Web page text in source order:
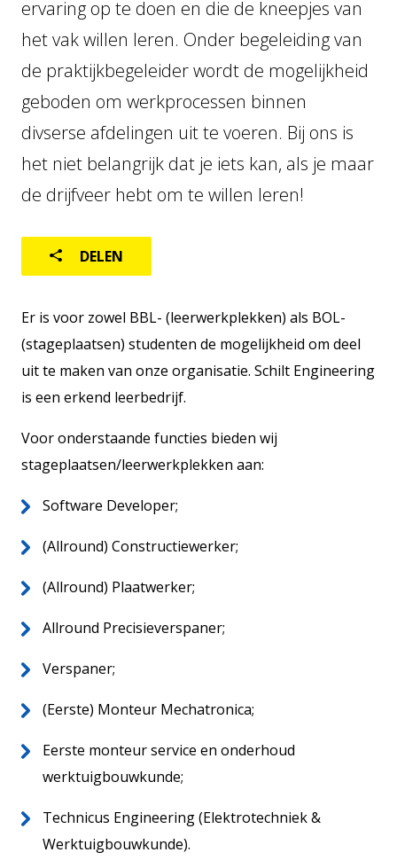
Actueel
Contact
Vacatures
13
Home
Over ons
Wereldwijd
Aftersales
ervaring op te doen en die de kneepjes van
het vak willen leren. Onder begeleiding van
de praktijkbegeleider wordt de mogelijkheid
geboden om werkprocessen binnen
divserse afdelingen uit te voeren. Bij ons is
het niet belangrijk dat je iets kan, als je maar
de drijfveer hebt om te willen leren!
DELEN
Er is voor zowel BBL- (leerwerkplekken) als BOL-
(stageplaatsen) studenten de mogelijkheid om deel
uit te maken van onze organisatie. Schilt Engineering
is een erkend leerbedrijf.
Voor onderstaande functies bieden wij
stageplaatsen/leerwerkplekken aan:
Software Developer;
(Allround) Constructiewerker;
(Allround) Plaatwerker;
Allround Precisieverspaner;
Verspaner;
(Eerste) Monteur Mechatronica;
Eerste monteur service en onderhoud
werktuigbouwkunde;
Technicus Engineering (Elektrotechniek &
Werktuigbouwkunde).